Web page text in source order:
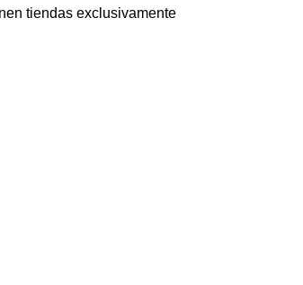
tiendas exclusivamente